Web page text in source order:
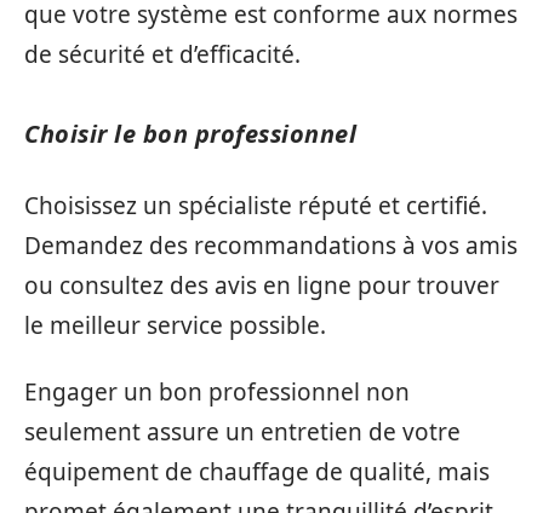
que votre système est conforme aux normes
de sécurité et d’efficacité.
Choisir le bon professionnel
Choisissez un spécialiste réputé et certifié.
Demandez des recommandations à vos amis
ou consultez des avis en ligne pour trouver
le meilleur service possible.
Engager un bon professionnel non
seulement assure un entretien de votre
équipement de chauffage de qualité, mais